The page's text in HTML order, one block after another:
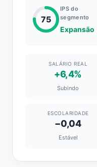
75
IPS do
segmento
Expansão
SALÁRIO REAL
+6,4%
Subindo
ESCOLARIDADE
−0,04
Estável